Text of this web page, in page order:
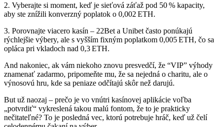
2. Vyberajte si moment, keď je sieťová záťaž pod 50 % kapacity,
aby ste znížili konverzný poplatok o 0,002 ETH.
3. Porovnajte viacero kasín – 22Bet a Unibet často ponúkajú
rýchlejšie výbery, ale s vyšším fixným poplatkom 0,005 ETH, čo sa
opláca pri vkladoch nad 0,3 ETH.
And nakoniec, ak vám niekoho znovu presvedčí, že “VIP” výhody
znamenať zadarmo, pripomeňte mu, že sa nejedná o charitu, ale o
výnosovú hru, kde sa peniaze odčítajú skôr než darujú.
But už naozaj – prečo je vo vnútri kasínovej aplikácie voľba
„potvrdiť“ vykreslená takou malú fontom, že to je prakticky
nečitateľné? To je posledná vec, ktorú potrebuje hráč, keď už čelí